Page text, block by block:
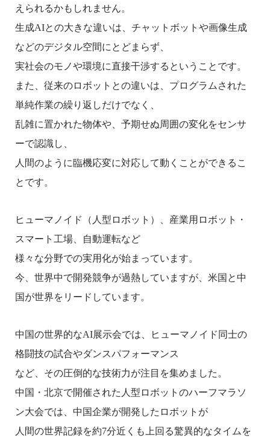
えられるかもしれません。
生成AIとの大きな違いは、チャットボットや画像生成
などのデジタル空間にとどまらず、
実社会のモノや環境に直接干渉するということです。
また、従来のロボットとの違いは、プログラムされた
単純作業の繰り返しだけでなく、
乱雑に置かれた物体や、予期せぬ周囲の変化をセンサ
ーで認識し、
人間のように臨機応変に対応して動くことができるこ
とです。
ヒューマノイド（人型ロボット）、産業用ロボット・
スマート工場、自動運転など
様々な分野での実用化が始まっています。
今、世界中で開発競争が過熱していますが、米国と中
国が世界をリードしています。
中国の世界的なAI展示会では、ヒューマノイド同士の
格闘技の試合やダンスパフォーマンス
など、その圧倒的な技術力が注目を集めました。
中国・北京で開催された人型ロボットのハーフマラソ
ン大会では、中国企業が開発したロボットが
人間の世界記録を約7分近くも上回る驚異的なタイムを